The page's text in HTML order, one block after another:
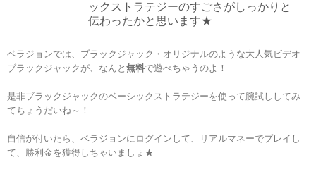
ックストラテジーのすごさがしっかりと
伝わったかと思います★
ベラジョンでは、ブラックジャック・オリジナルのような大人気ビデオ
ブラックジャックが、なんと 無料で遊べちゃうのよ ！
是非ブラックジャックのベーシックストラテジーを使って腕試ししてみ
てちょうだいね～！
自信が付いたら、ベラジョンにログインして、リアルマネーでプレイし
て、勝利金を獲得しちゃいましょ ★